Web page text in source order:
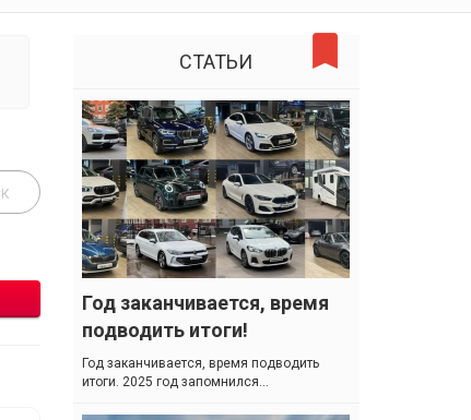
СТАТЬИ
Год заканчивается, время
подводить итоги!
Год заканчивается, время подводить
итоги. 2025 год запомнился...